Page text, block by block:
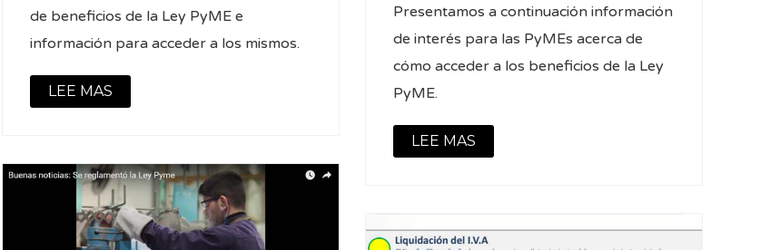
de beneficios de la Ley PyME e
información para acceder a los mismos.
LEE MAS
Presentamos a continuación información
de interés para las PyMEs acerca de
cómo acceder a los beneficios de la Ley
PyME.
LEE MAS